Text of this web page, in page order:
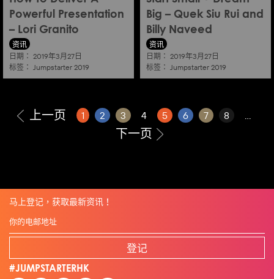
Powerful Presentation
– Lori Granito
资讯
日期： 2019年3月27日
标签： Jumpstarter 2019
Big – Quek Siu Rui and
Billy Naveed
资讯
日期： 2019年3月27日
标签： Jumpstarter 2019
上一页 1 2 3 4 5 6 7 8 ...
下一页
马上登记，获取最新资讯！
登记
#JUMPSTARTERHK